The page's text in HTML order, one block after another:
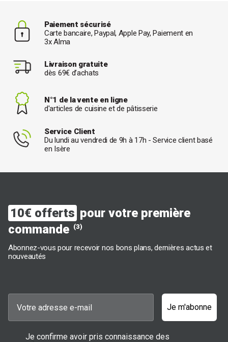
Paiement sécurisé
Carte bancaire, Paypal, Apple Pay, Paiement en
3x Alma
Livraison gratuite
dès 69€ d’achats
N°1 de la vente en ligne
d'articles de cuisine et de pâtisserie
Service Client
Du lundi au vendredi de 9h à 17h - Service client basé
en Isère
10€ offerts pour votre première
commande (3)
Abonnez-vous pour recevoir nos bons plans, dernières actus et
nouveautés
Je m'abonne
Je confirme avoir pris connaissance des